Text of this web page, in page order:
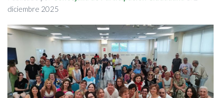
diciembre 2025